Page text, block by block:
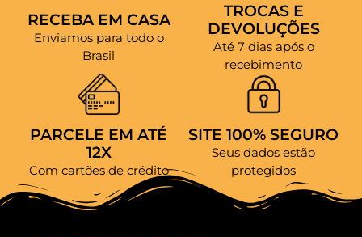
RECEBA EM CASA
Enviamos para todo o
Brasil
TROCAS E
DEVOLUÇÕES
Até 7 dias após o
recebimento
PARCELE EM ATÉ
12X
Com cartões de crédito
SITE 100% SEGURO
Seus dados estão
protegidos